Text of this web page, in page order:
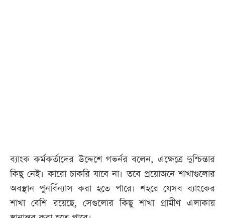
ব্যাংক কর্মকর্তাদের উদ্দেশে গভর্নর বলেন, এক্ষেত্রে দুশ্চিন্তার
কিছু নেই। কারো চাকরি যাবে না। তবে প্রয়োজনে শাখাগুলোর
অবস্থান পুনর্বিন্যাস করা হতে পারে। শহরে যেসব ব্যাংকের
শাখা বেশি রয়েছে, সেগুলোর কিছু শাখা গ্রামীণ এলাকায়